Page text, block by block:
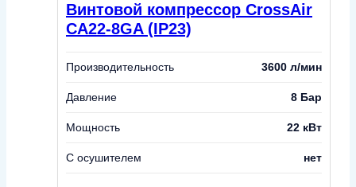
Винтовой компрессор CrossAir
CA22-8GA (IP23)
Производительность 3600 л/мин
Давление 8 Бар
Мощность 22 кВт
С осушителем нет